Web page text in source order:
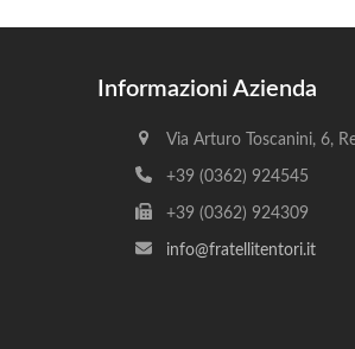
Informazioni Azienda
Via Arturo Toscanini, 6,
+39 (0362) 924545
+39 (0362) 924309
info@fratellitentori.it